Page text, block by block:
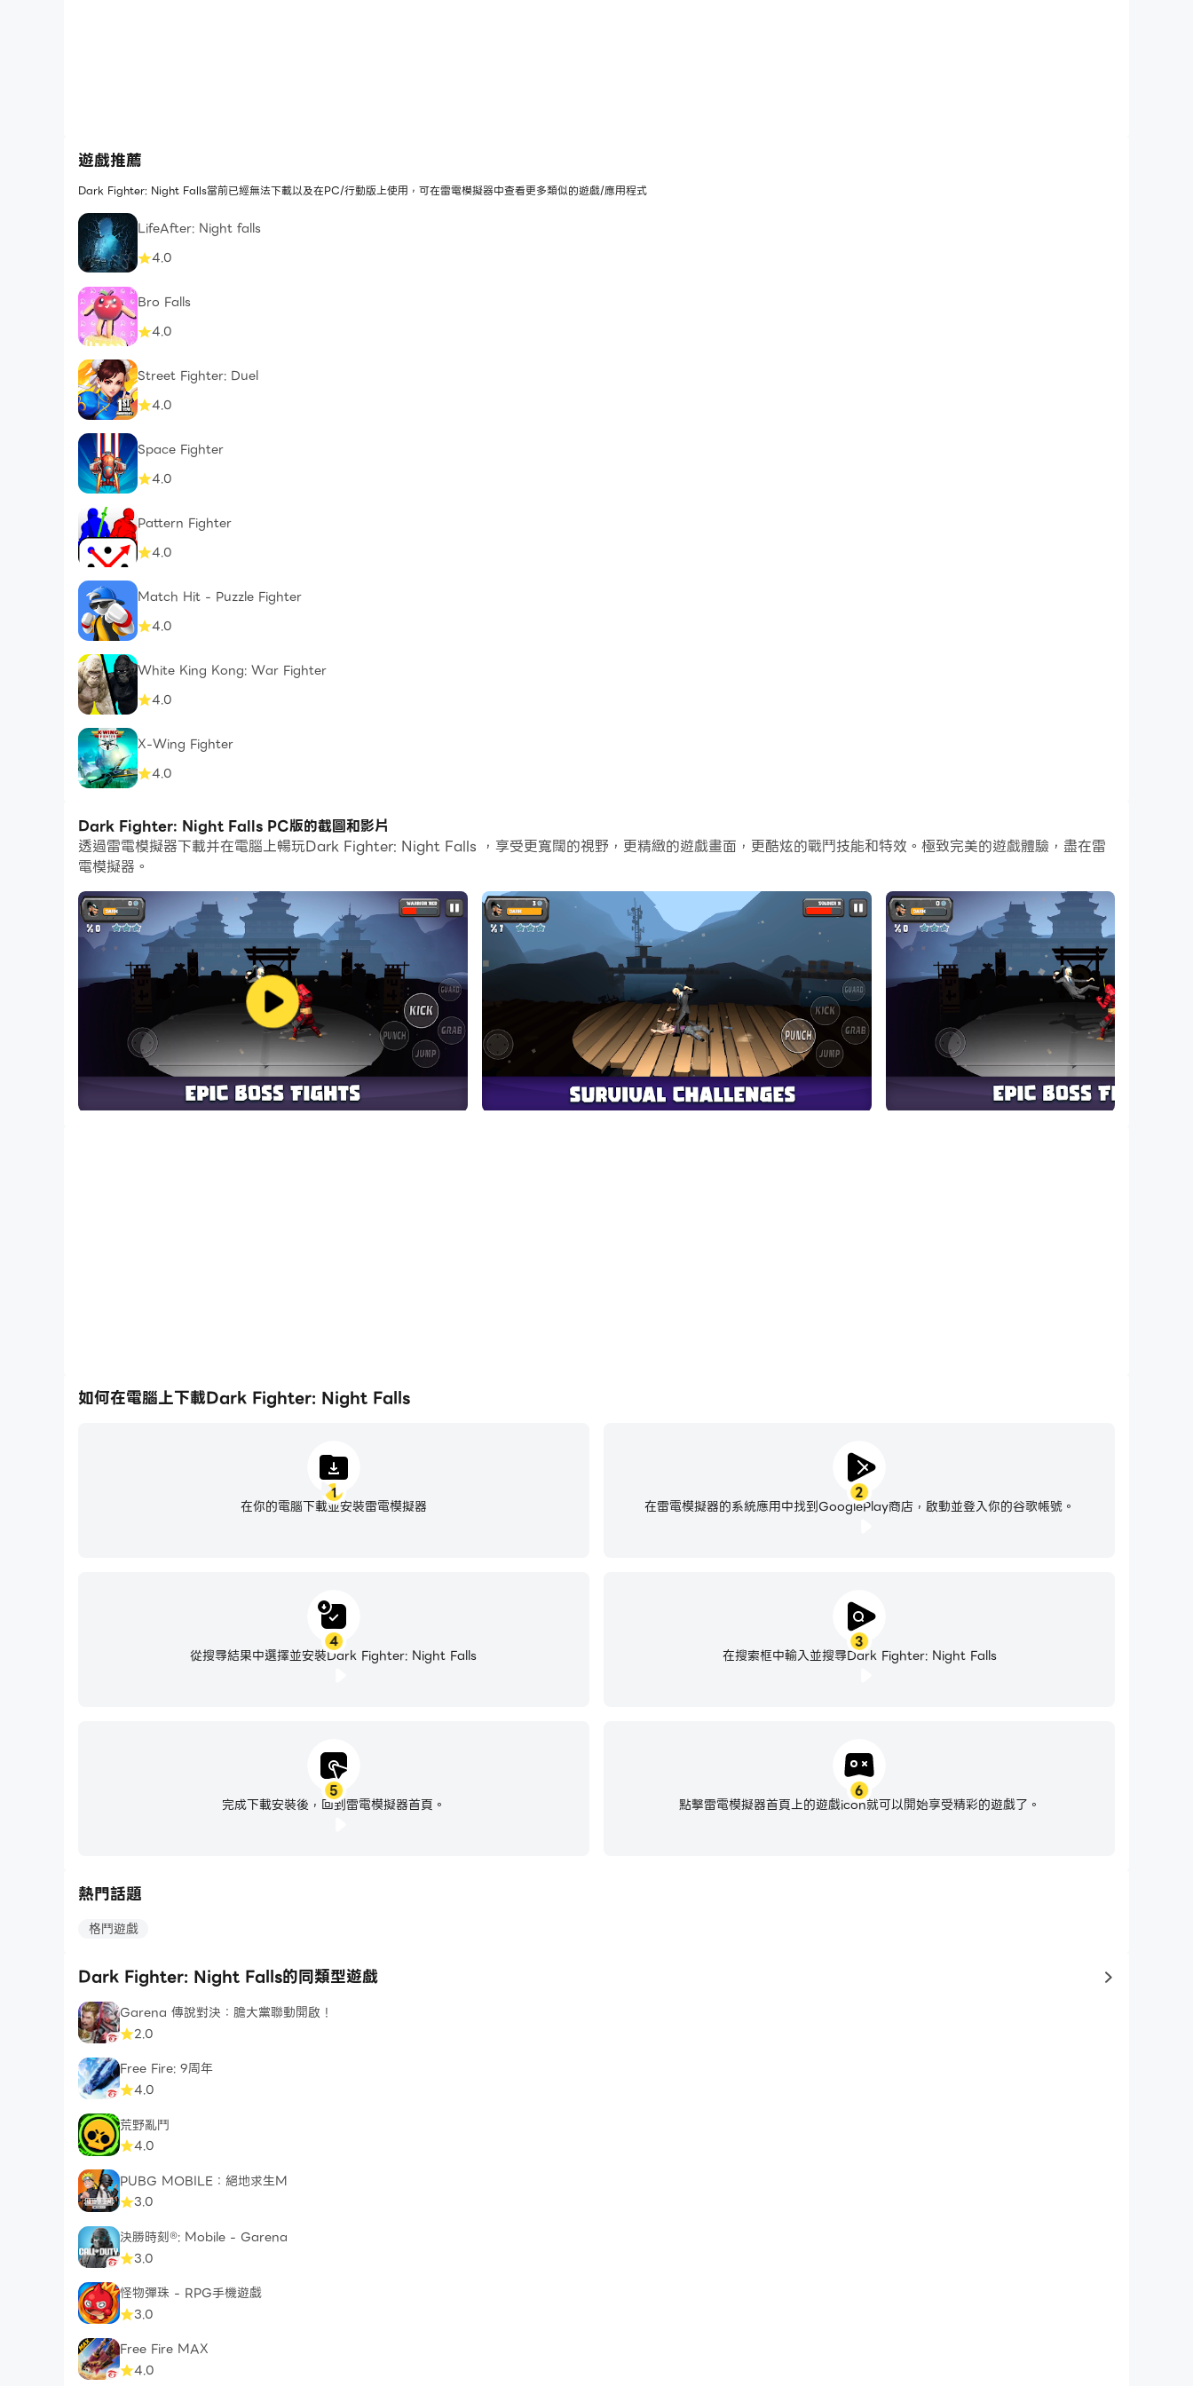
遊戲推薦
Dark Fighter: Night Falls當前已經無法下載以及在PC/行動版上使用，可在雷電模擬器中查看更多類似的遊戲/應用程式
LifeAfter: Night falls
4.0
Bro Falls
4.0
Street Fighter: Duel
4.0
Space Fighter
4.0
Pattern Fighter
4.0
Match Hit - Puzzle Fighter
4.0
White King Kong: War Fighter
4.0
X-Wing Fighter
4.0
Dark Fighter: Night Falls PC版的截圖和影片
透過雷電模擬器下載并在電腦上暢玩Dark Fighter: Night Falls ，享受更寬闊的視野，更精緻的遊戲畫面，更酷炫的戰鬥技能和特效。極致完美的遊戲體驗，盡在雷
電模擬器。
如何在電腦上下載Dark Fighter: Night Falls
1
在你的電腦下載並安裝雷電模擬器
2
在雷電模擬器的系統應用中找到GooglePlay商店，啟動並登入你的谷歌帳號。
3
在搜索框中輸入並搜尋Dark Fighter: Night Falls
4
從搜尋結果中選擇並安裝Dark Fighter: Night Falls
5
完成下載安裝後，回到雷電模擬器首頁。
6
點擊雷電模擬器首頁上的遊戲icon就可以開始享受精彩的遊戲了。
熱門話題
格鬥遊戲
Dark Fighter: Night Falls的同類型遊戲 to same
Garena 傳說對決：膽大黨聯動開啟！
2.0
Free Fire: 9周年
4.0
荒野亂鬥
4.0
PUBG MOBILE：絕地求生M
3.0
決勝時刻®: Mobile - Garena
3.0
怪物彈珠 - RPG手機遊戲
3.0
Free Fire MAX
4.0